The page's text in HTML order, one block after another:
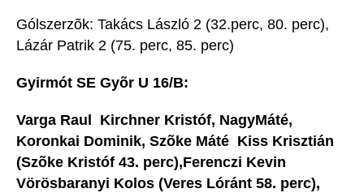
Gólszerzõk: Takács László 2 (32.perc, 80. perc),
Lázár Patrik 2 (75. perc, 85. perc)
Gyirmót SE Gyõr U 16/B:
Varga Raul  Kirchner Kristóf, NagyMáté,
Koronkai Dominik, Szõke Máté  Kiss Krisztián
(Szõke Kristóf 43. perc),Ferenczi Kevin 
Vörösbaranyi Kolos (Veres Lóránt 58. perc),